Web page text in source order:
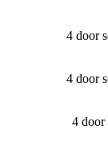
4 door
4 door
4 door